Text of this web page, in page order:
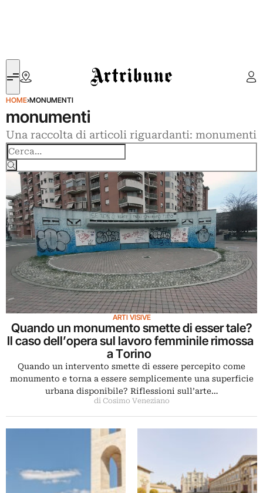
Artribune
HOME›MONUMENTI
monumenti
Una raccolta di articoli riguardanti: monumenti
Cerca
ARTI VISIVE
Quando un monumento smette di esser tale?
Il caso dell’opera sul lavoro femminile rimossa
a Torino
Quando un intervento smette di essere percepito come
monumento e torna a essere semplicemente una superficie
urbana disponibile? Riflessioni sull’arte…
di Cosimo Veneziano